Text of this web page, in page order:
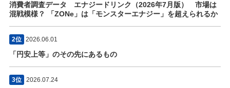
消費者調査データ エナジードリンク（2026年7月版） 市場は
混戦模様？ 「ZONe」は「モンスターエナジー」を超えられるか
2位 2026.06.01
「円安上等」のその先にあるもの
3位 2026.07.24